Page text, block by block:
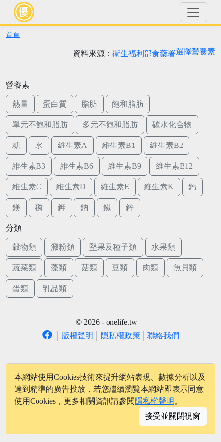
首頁
選擇營養素
資料來源： 衛生福利部食藥署
營養素
熱量 蛋白質 脂肪 飽和脂肪
單元不飽和脂肪 多元不飽和脂肪 碳水化合物
糖 水 維生素A 維生素B1 維生素B2
維生素B3 維生素B6 維生素B9 維生素B12
維生素C 維生素D 維生素E 維生素K 鈣
鎂 磷 鉀 鈉 鐵 鋅
分類
穀物類 澱粉類 堅果及種子類 水果類
蔬菜類 藻類 菇類 豆類 肉類 魚貝類
蛋類 乳品類
© 2026 - onelife.tw
版權聲明 隱私權政策│ 聯絡我們
本網站使用Cookies技術來提升網站表現、數據分析以及
達到精準的廣告投放，若您繼續瀏覽本網站即表示同意
使用Cookies，更多相關資訊請參閱 隱私權聲明 。
接受並關閉視窗